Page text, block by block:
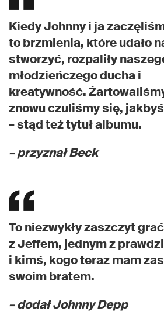
Kiedy Johnny i ja
to brzmienia, które udało
stworzyć, rozpaliły
młodzieńczego ducha i
kreatywność.
znowu czuliśmy się,
– stąd też tytuł albumu.
– przyznał Beck
To niezwykły zaszczyt
z Jeffem, jednym z
i kimś, kogo teraz mam
swoim bratem.
– dodał Johnny Depp